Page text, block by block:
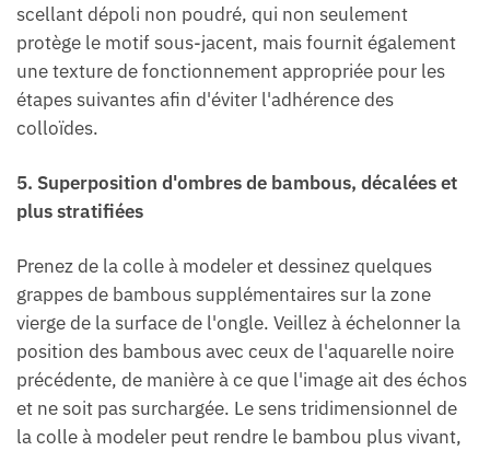
scellant dépoli non poudré, qui non seulement
protège le motif sous-jacent, mais fournit également
une texture de fonctionnement appropriée pour les
étapes suivantes afin d'éviter l'adhérence des
colloïdes.
5. Superposition d'ombres de bambous, décalées et
plus stratifiées
Prenez de la colle à modeler et dessinez quelques
grappes de bambous supplémentaires sur la zone
vierge de la surface de l'ongle. Veillez à échelonner la
position des bambous avec ceux de l'aquarelle noire
précédente, de manière à ce que l'image ait des échos
et ne soit pas surchargée. Le sens tridimensionnel de
la colle à modeler peut rendre le bambou plus vivant,